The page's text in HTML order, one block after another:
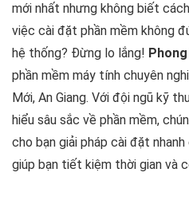
mới nhất nhưng không biết
việc cài đặt phần mềm không
hệ thống? Đừng lo lắng!
phần mềm máy tính chuyên
Mới, An Giang. Với đội ngũ kỹ
hiểu sâu sắc về phần mềm,
cho bạn giải pháp cài đặt
giúp bạn tiết kiệm thời gian và